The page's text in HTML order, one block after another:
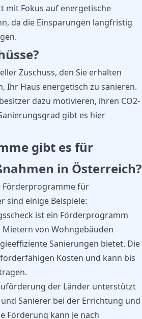
mit Fokus auf energetische
da die Einsparungen langfristig
Zuschuss, den Sie erhalten
Ihr Haus energetisch zu sanieren.
dazu motivieren, ihren CO2-
gibt es hier
gibt es für
in Österreich?
Förderprogramme für
sind einige Beispiele:
ist ein Förderprogramm
von Wohngebäuden
Sanierungen bietet. Die
Kosten und kann bis
der Länder unterstützt
Sanierer bei der Errichtung und
Förderung kann je nach